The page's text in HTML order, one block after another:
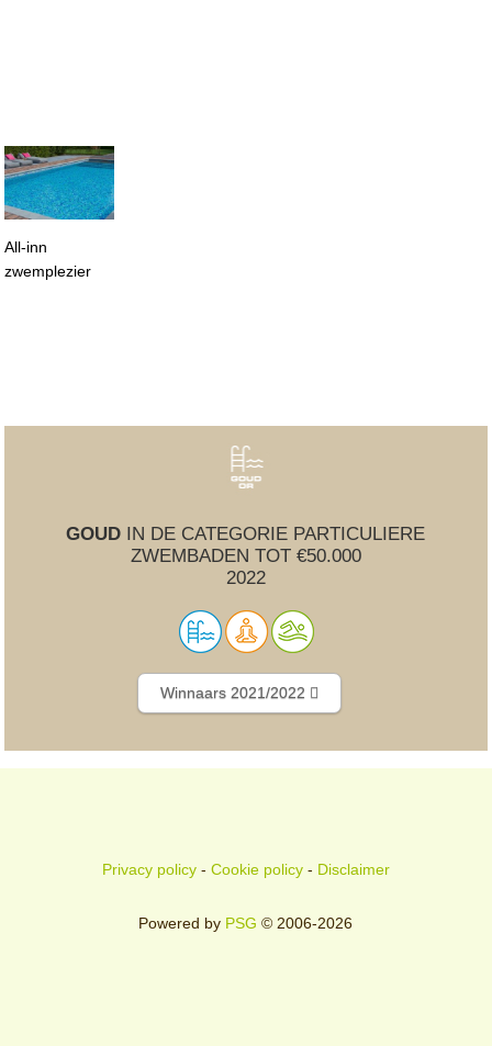
All-inn
zwemplezier
GOUD IN DE CATEGORIE PARTICULIERE
ZWEMBADEN TOT €50.000
2022
Winnaars 2021/2022
Privacy policy- Cookie policy- Disclaimer
Powered by PSG © 2006-2026